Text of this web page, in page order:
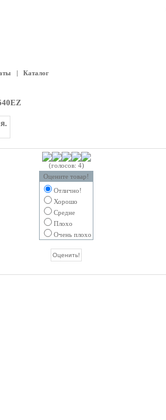
| Каталог
(голосов: 4)
Оцените товар!
Отлично!
Хорошо
Средне
Плохо
Очень плохо